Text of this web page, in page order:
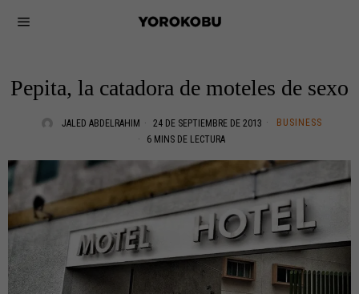
Pepita, la catadora de moteles de sexo
JALED ABDELRAHIM 24 DE SEPTIEMBRE DE 2013
BUSINESS
6 MINS DE LECTURA